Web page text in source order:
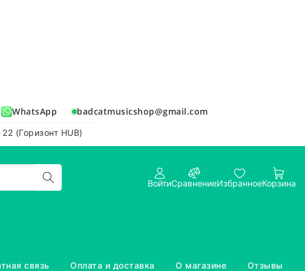
WhatsApp badcatmusicshop@gmail.com
(Горизонт HUB)
ВойтиСравнениеИзбранноеКорзина
связь Оплата и доставка О магазине Отзывы